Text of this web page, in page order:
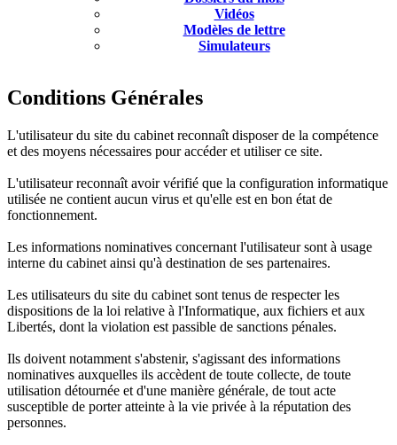
Vidéos
Modèles de lettre
Simulateurs
Conditions Générales
L'utilisateur du site du cabinet reconnaît disposer de la compétence
et des moyens nécessaires pour accéder et utiliser ce site.
L'utilisateur reconnaît avoir vérifié que la configuration informatique
utilisée ne contient aucun virus et qu'elle est en bon état de
fonctionnement.
Les informations nominatives concernant l'utilisateur sont à usage
interne du cabinet ainsi qu'à destination de ses partenaires.
Les utilisateurs du site du cabinet sont tenus de respecter les
dispositions de la loi relative à l'Informatique, aux fichiers et aux
Libertés, dont la violation est passible de sanctions pénales.
Ils doivent notamment s'abstenir, s'agissant des informations
nominatives auxquelles ils accèdent de toute collecte, de toute
utilisation détournée et d'une manière générale, de tout acte
susceptible de porter atteinte à la vie privée à la réputation des
personnes.